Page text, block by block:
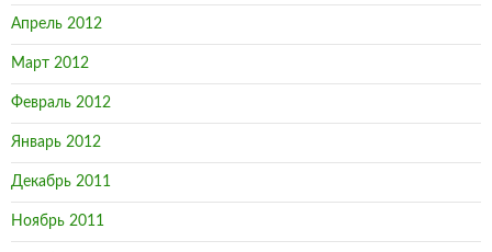
Апрель 2012
Март 2012
Февраль 2012
Январь 2012
Декабрь 2011
Ноябрь 2011